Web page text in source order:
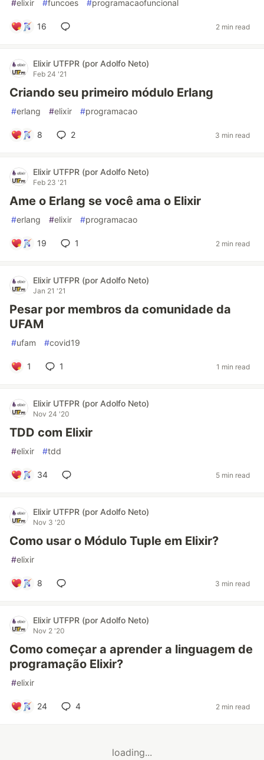
#elixir #funcoes #programacaofuncional
16 2 min read
Elixir UTFPR (por Adolfo Neto)
Feb 24 '21
Criando seu primeiro módulo Erlang
#erlang #elixir #programacao
8 2 3 min read
Elixir UTFPR (por Adolfo Neto)
Feb 23 '21
Ame o Erlang se você ama o Elixir
#erlang #elixir #programacao
19 1 2 min read
Elixir UTFPR (por Adolfo Neto)
Jan 21 '21
Pesar por membros da comunidade da
UFAM
#ufam #covid19
1 1 1 min read
Elixir UTFPR (por Adolfo Neto)
Nov 24 '20
TDD com Elixir
#elixir #tdd
34 5 min read
Elixir UTFPR (por Adolfo Neto)
Nov 3 '20
Como usar o Módulo Tuple em Elixir?
#elixir
8 3 min read
Elixir UTFPR (por Adolfo Neto)
Nov 2 '20
Como começar a aprender a linguagem de
programação Elixir?
#elixir
24 4 2 min read
loading...